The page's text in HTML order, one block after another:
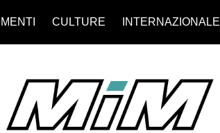
CULTURE INTERNAZIONALE